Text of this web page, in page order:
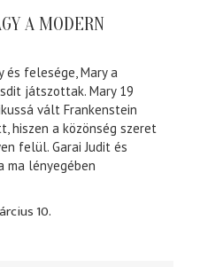
A MODERN
és felesége, Mary a
játszottak. Mary 19
vált Frankenstein
hiszen a közönség szeret
felül. Garai Judit és
ma lényegében
10.